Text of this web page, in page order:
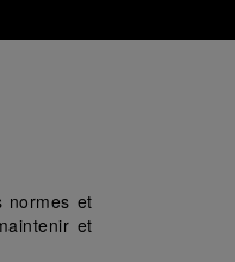
normes et
et